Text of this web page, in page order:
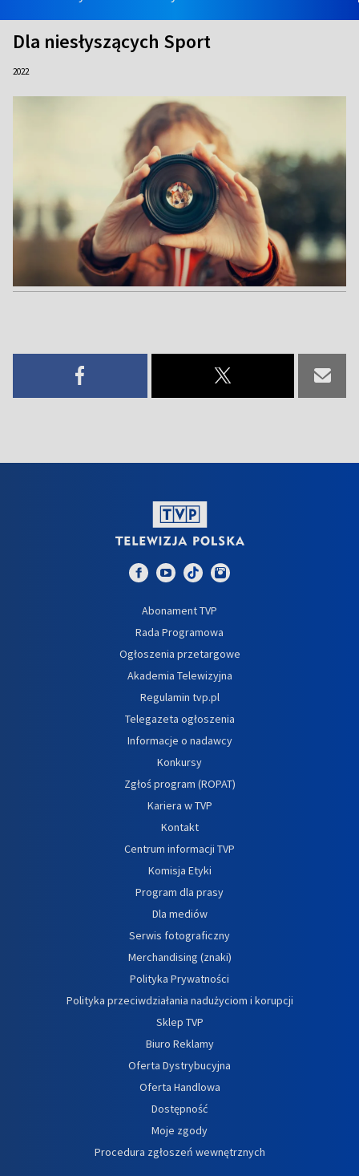
Dla niesłyszących Sport
2022
Abonament TVP
Rada Programowa
Ogłoszenia przetargowe
Akademia Telewizyjna
Regulamin tvp.pl
Telegazeta ogłoszenia
Informacje o nadawcy
Konkursy
Zgłoś program (ROPAT)
Kariera w TVP
Kontakt
Centrum informacji TVP
Komisja Etyki
Program dla prasy
Dla mediów
Serwis fotograficzny
Merchandising (znaki)
Polityka Prywatności
Polityka przeciwdziałania nadużyciom i korupcji
Sklep TVP
Biuro Reklamy
Oferta Dystrybucyjna
Oferta Handlowa
Dostępność
Moje zgody
Procedura zgłoszeń wewnętrznych